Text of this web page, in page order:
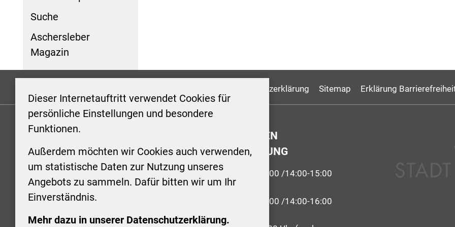
Dieser Internetauftritt verwendet Cookies für
persönliche Einstellungen und besondere
Funktionen.
Außerdem möchten wir Cookies auch verwenden,
um statistische Daten zur Nutzung unseres
Angebots zu sammeln. Dafür bitten wir um Ihr
Einverständnis.
Mehr dazu in unserer Datenschutzerklärung.
Suche
Aschersleber
Magazin
Datenschutzerklärung Sitemap Erklärung
KONTAKT
Stadt Aschersleben
Markt 1
06449 Aschersleben
+49 3473 958-0
ÖFFNUNGSZEITEN
STADTVERWALTUNG
Montag: 09:00-12:00 /14:00-15:00
Uhr
Dienstag: 09:00-12:00 /14:00-16:00
Uhr